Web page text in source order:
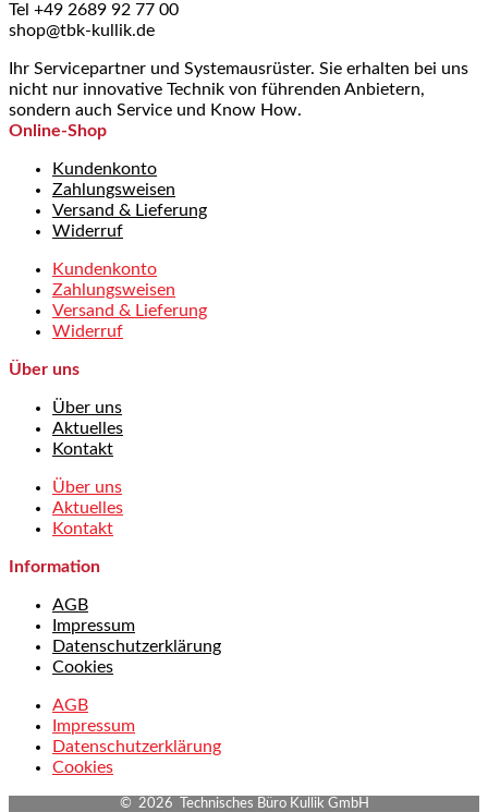
Tel +49 2689 92 77 00
shop@tbk-kullik.de
Ihr Servicepartner und Systemausrüster. Sie erhalten bei uns
nicht nur innovative Technik von führenden Anbietern,
sondern auch Service und Know How.
Online-Shop
Kundenkonto
Zahlungsweisen
Versand & Lieferung
Widerruf
Kundenkonto
Zahlungsweisen
Versand & Lieferung
Widerruf
Über uns
Über uns
Aktuelles
Kontakt
Über uns
Aktuelles
Kontakt
Information
AGB
Impressum
Datenschutzerklärung
Cookies
AGB
Impressum
Datenschutzerklärung
Cookies
© 2026 Technisches Büro Kullik GmbH